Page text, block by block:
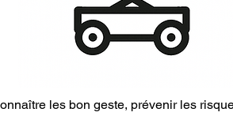
les bon geste, prévenir les